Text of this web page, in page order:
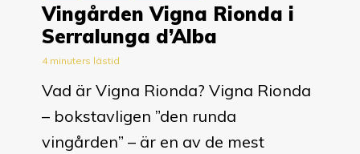
Vingården Vigna Rionda i
Serralunga d’Alba
4 minuters lästid
Vad är Vigna Rionda? Vigna Rionda
– bokstavligen ”den runda
vingården” – är en av de mest